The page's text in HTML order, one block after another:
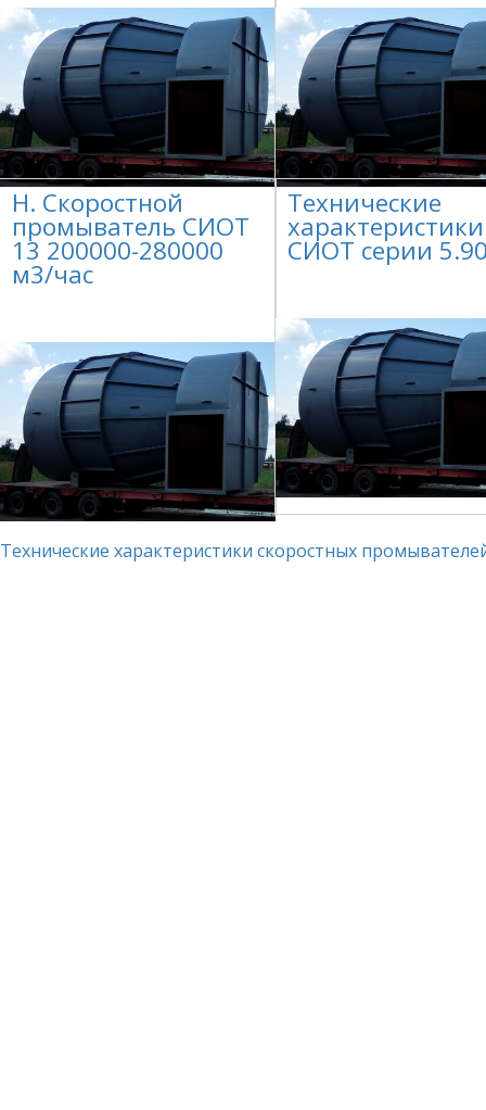
Н. Скоростной
промыватель СИОТ
13 200000-280000
м3/час
Технические
характеристики
СИОТ серии
Технические характеристики скоростных